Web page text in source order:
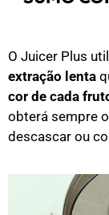
O Juicer Plus
extração lenta
cor de cada
obterá sempre
descascar ou